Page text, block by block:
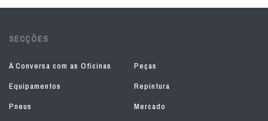
SECÇÕES
À Conversa com as Oficinas
Peças
Equipamentos
Repintura
Pneus
Mercado